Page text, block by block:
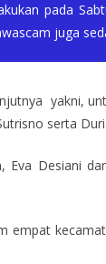
pada
juga
yakni,
serta
Desiani
empat